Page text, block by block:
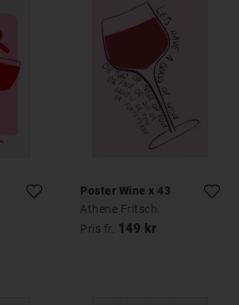
Poster Wine x 43
Athene Fritsch
Pris fr. 149 kr